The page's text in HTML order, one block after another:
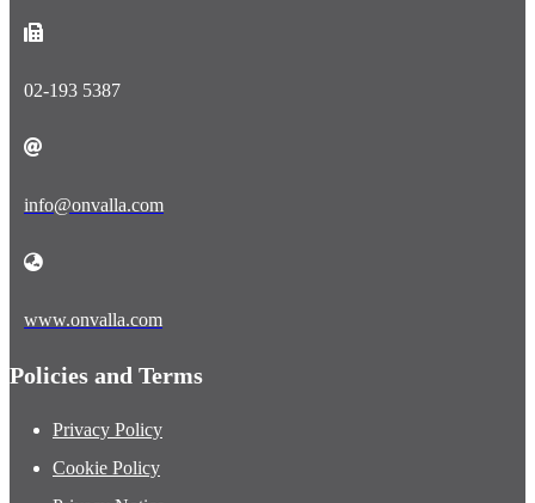
02-193 5387
info@onvalla.com
www.onvalla.com
Policies and Terms
Privacy Policy
Cookie Policy